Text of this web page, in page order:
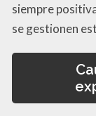
siempre
se gestionen